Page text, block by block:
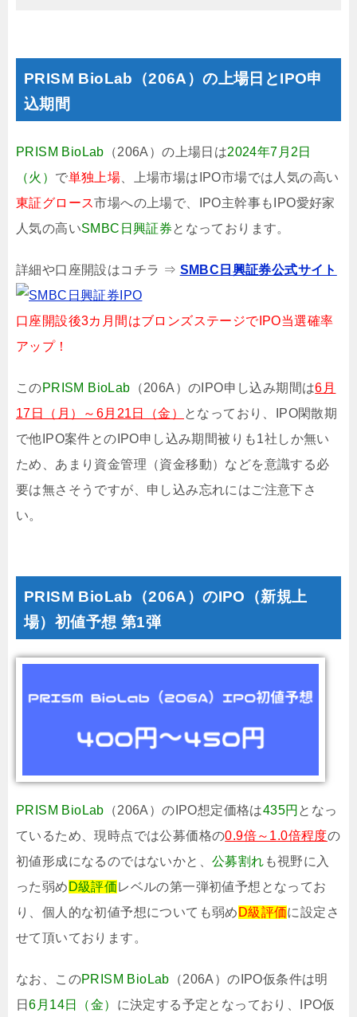
PRISM BioLab（206A）の上場日とIPO申
込期間
PRISM BioLab （206A）の上場日は2024年7月2日
（火） で単独上場 、上場市場はIPO市場では人気の高い
東証グロース市場への上場で、IPO主幹事もIPO愛好家
人気の高いSMBC日興証券となっております。
詳細や口座開設はコチラ ⇒ SMBC日興証券公式サイト
口座開設後3カ月間はブロンズステージでIPO当選確率
アップ！
このPRISM BioLab （206A）のIPO申し込み期間は6月
17日（月）～6月21日（金）
となっており、IPO閑散期
で他IPO案件とのIPO申し込み期間被りも1社しか無い
ため、あまり資金管理（資金移動）などを意識する必
要は無さそうですが、申し込み忘れにはご注意下さ
い。
PRISM BioLab（206A）のIPO（新規上
場）初値予想 第1弾
PRISM BioLab （206A）のIPO想定価格は435円 となっ
ているため、現時点では公募価格の0.9倍～1.0倍程度の
初値形成になるのではないかと、 公募割れ も視野に入
った弱め D級評価レベルの第一弾初値予想となってお
り、個人的な初値予想についても弱め D級評価に設定さ
せて頂いております。
なお、このPRISM BioLab （206A）のIPO仮条件は明
日6月14日（金） に決定する予定となっており、IPO仮